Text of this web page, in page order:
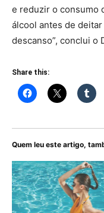
e reduzir o consumo
álcool antes de
descanso”, conclui o
Share this:
Quem leu este artigo,